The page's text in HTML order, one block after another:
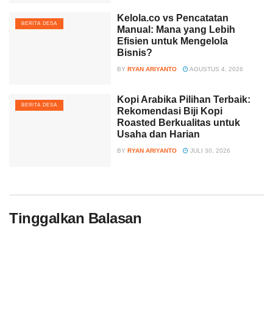
BERITA DESA
Kelola.co vs Pencatatan
Manual: Mana yang Lebih
Efisien untuk Mengelola
Bisnis?
BY RYAN ARIYANTO AGUSTUS 4, 2026
BERITA DESA
Kopi Arabika Pilihan Terbaik:
Rekomendasi Biji Kopi
Roasted Berkualitas untuk
Usaha dan Harian
BY RYAN ARIYANTO JULI 30, 2026
Tinggalkan Balasan